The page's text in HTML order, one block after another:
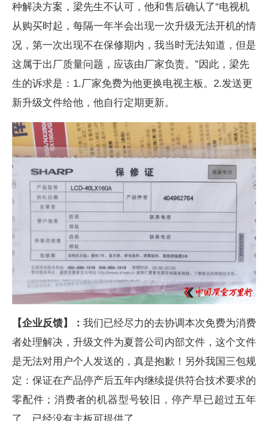
种解决方案，梁先生不认可，他和售后确认了“电视机
从购买时起，每隔一年半会出现一次升级无法开机的情
况，第一次出现不在保修期内，我当时无法知道，但是
这属于出厂质量问题，应该由厂家负责。”因此，梁先
生的诉求是：1.厂家免费为他更换电视主板。2.发送更
新升级文件给他，他自行定期更新。
【企业反馈】： 我们已经尽力的去协调本次免费为消费
者处理解决，升级文件为夏普公司内部文件，这个文件
是无法对用户个人发送的，真是抱歉！另外我国三包规
定：保证在产品停产后五年内继续提供符合技术要求的
零配件；消费者的机器型号较旧，停产早已超过五年